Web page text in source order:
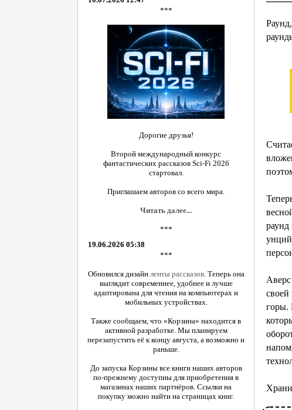
***
Дорогие друзья!
Второй международный конкурс
фантастических рассказов Sci-Fi 2026
стартовал.
Приглашаем авторов со всего мира.
Читать далее...
***
19.06.2026 05:38
***
Обновился дизайн ленты рассказов. Теперь она
выглядит современнее, удобнее и лучше
адаптирована для чтения на компьютерах и
мобильных устройствах.
Также сообщаем, что «Корзина» находится в
активной разработке. Мы планируем
перезапустить её к концу августа, а возможно и
раньше.
До запуска Корзины все книги наших авторов
по-прежнему доступны для приобретения в
магазинах наших партнёров. Ссылки на
покупку можно найти на страницах книг.
раунд
горы.